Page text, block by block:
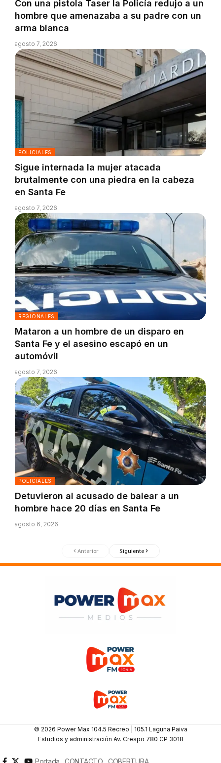
Con una pistola Taser la Policía redujo a un
hombre que amenazaba a su padre con un
arma blanca
agosto 7, 2026
POLICIALES
Sigue internada la mujer atacada
brutalmente con una piedra en la cabeza
en Santa Fe
agosto 7, 2026
REGIONALES
Mataron a un hombre de un disparo en
Santa Fe y el asesino escapó en un
automóvil
agosto 7, 2026
POLICIALES
Detuvieron al acusado de balear a un
hombre hace 20 días en Santa Fe
agosto 6, 2026
Anterior Siguiente
© 2026 Power Max 104.5 Recreo | 105.1 Laguna Paiva
Estudios y administración Av. Crespo 780 CP 3018
Portada CONTACTO COBERTURA